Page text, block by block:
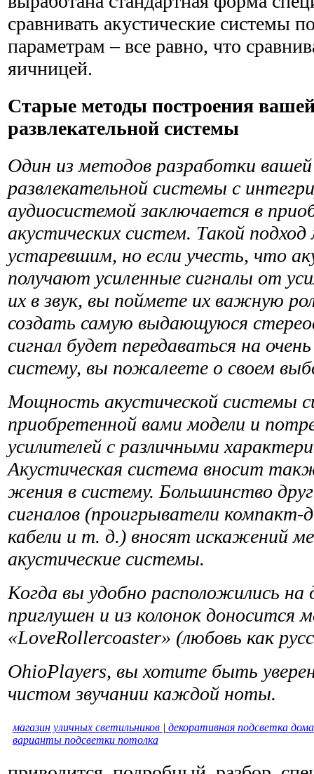
сравнивать акустические системы
параметрам – все равно, что
яичницей.
Старые методы построения
развлекательной системы
Один из методов разработки
развлекательной систе­мы с
аудиосистемой заключается в
акустических систем. Такой
устаревшим, но если учесть, что
получают усиленные сигналы от
их в звук, вы поймете их важную
создать самую выдающуюся
сигнал будет передаваться на
систему, вы пожалеете о своем
Мощность акустической системы
приобретенной вами модели и
усилителей с различными
Акустическая система вносит
жения в систему. Большинство
сигналов (проигры­ватели компакт-
кабели и т. д.) вносят искажений
акустические системы.
Когда вы удобно расположились на
приглушен и из колонокдоносится
«LoveRollercoaster» (любовь как
OhioPlayers, вы хотите быть
чистом звучании каждой ноты.
магазин уличных светильников | декоративная подсветка
варианты подсветки потолка